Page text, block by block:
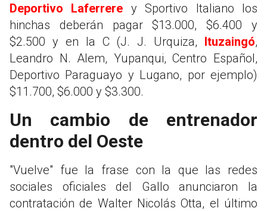
Deportivo Laferrere y Sportivo Italiano los
hinchas deberán pagar $13.000, $6.400 y
$2.500 y en la C (J. J. Urquiza, Ituzaingó,
Leandro N. Alem, Yupanqui, Centro Español,
Deportivo Paraguayo y Lugano, por ejemplo)
$11.700, $6.000 y $3.300.
Un cambio de entrenador
dentro del Oeste
"Vuelve" fue la frase con la que las redes
sociales oficiales del Gallo anunciaron la
contratación de Walter Nicolás Otta, el último